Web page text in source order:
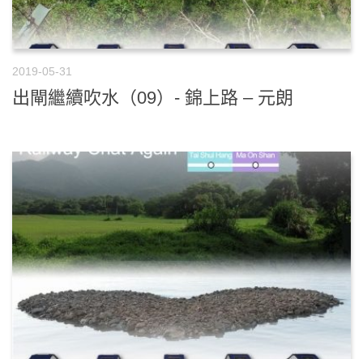
2019-05-31
出閘繼續吹水（09）- 錦上路 – 元朗